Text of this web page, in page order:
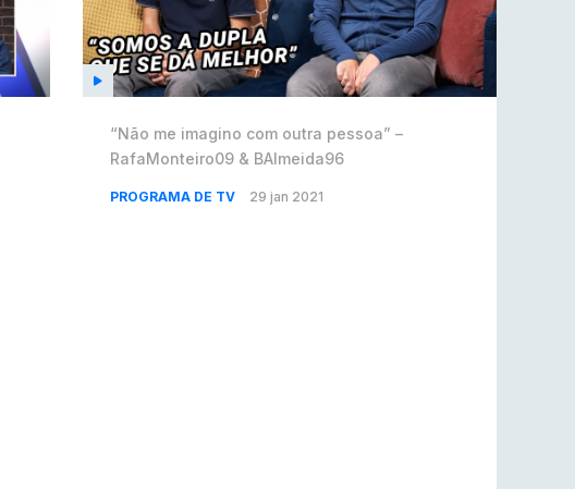
“Não me imagino com outra pessoa” –
RafaMonteiro09 & BAlmeida96
PROGRAMA DE TV 29 jan 2021